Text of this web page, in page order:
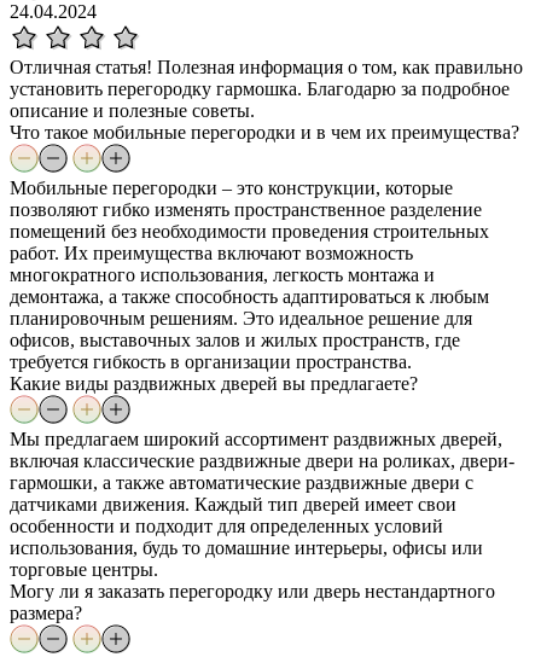
24.04.2024
Отличная статья! Полезная информация о том, как правильно
установить перегородку гармошка. Благодарю за подробное
описание и полезные советы.
Что такое мобильные перегородки и в чем их преимущества?
Мобильные перегородки – это конструкции, которые
позволяют гибко изменять пространственное разделение
помещений без необходимости проведения строительных
работ. Их преимущества включают возможность
многократного использования, легкость монтажа и
демонтажа, а также способность адаптироваться к любым
планировочным решениям. Это идеальное решение для
офисов, выставочных залов и жилых пространств, где
требуется гибкость в организации пространства.
Какие виды раздвижных дверей вы предлагаете?
Мы предлагаем широкий ассортимент раздвижных дверей,
включая классические раздвижные двери на роликах, двери-
гармошки, а также автоматические раздвижные двери с
датчиками движения. Каждый тип дверей имеет свои
особенности и подходит для определенных условий
использования, будь то домашние интерьеры, офисы или
торговые центры.
Могу ли я заказать перегородку или дверь нестандартного
размера?